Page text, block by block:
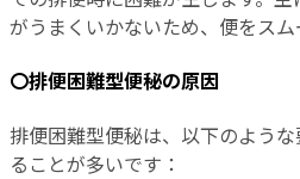
がうまくいかないため、便をスム
〇排便困難型便秘の原因
排便困難型便秘は、以下のよう
ることが多いです：